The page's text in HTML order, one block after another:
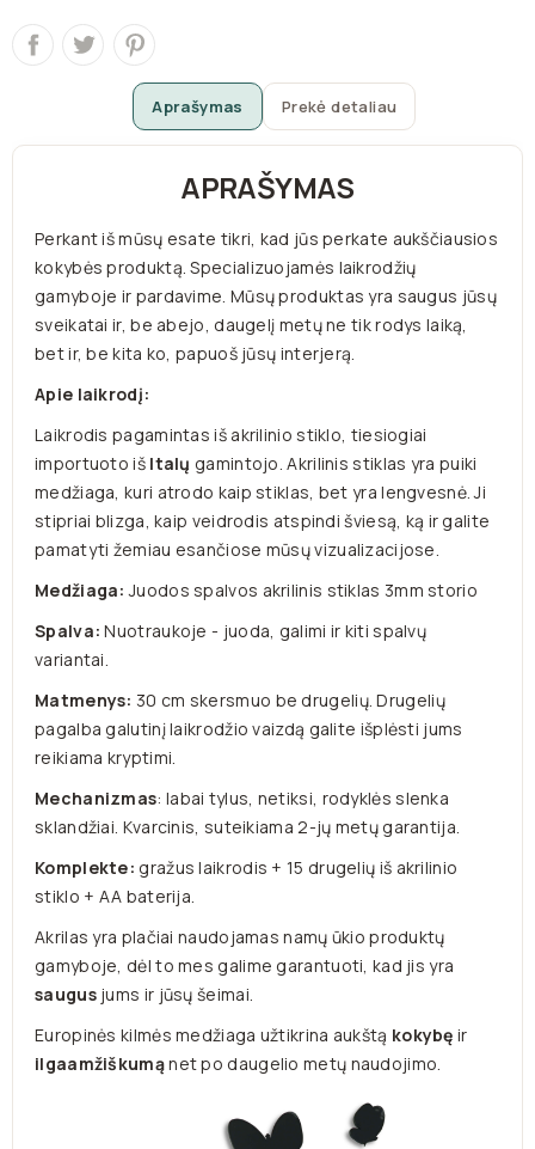
Aprašymas Prekė detaliau
APRAŠYMAS
Perkant iš mūsų esate tikri, kad jūs perkate aukščiausios
kokybės produktą. Specializuojamės laikrodžių
gamyboje ir pardavime. Mūsų produktas yra saugus jūsų
sveikatai ir, be abejo, daugelį metų ne tik rodys laiką,
bet ir, be kita ko, papuoš jūsų interjerą.
Apie laikrodį:
Laikrodis pagamintas iš akrilinio stiklo, tiesiogiai
importuoto iš Italų gamintojo. Akrilinis stiklas yra puiki
medžiaga, kuri atrodo kaip stiklas, bet yra lengvesnė. Ji
stipriai blizga, kaip veidrodis atspindi šviesą, ką ir galite
pamatyti žemiau esančiose mūsų vizualizacijose.
Medžiaga: Juodos spalvos akrilinis stiklas 3mm storio
Spalva: Nuotraukoje - juoda, galimi ir kiti spalvų
variantai.
Matmenys: 30 cm skersmuo be drugelių. Drugelių
pagalba galutinį laikrodžio vaizdą galite išplėsti jums
reikiama kryptimi.
Mechanizmas: labai tylus, netiksi, rodyklės slenka
sklandžiai. Kvarcinis, suteikiama 2-jų metų garantija.
Komplekte: gražus laikrodis + 15 drugelių iš akrilinio
stiklo + AA baterija.
Akrilas yra plačiai naudojamas namų ūkio produktų
gamyboje, dėl to mes galime garantuoti, kad jis yra
saugusjums ir jūsų šeimai.
Europinės kilmės medžiaga užtikrina aukštą kokybę ir
ilgaamžiškumąnet po daugelio metų naudojimo.